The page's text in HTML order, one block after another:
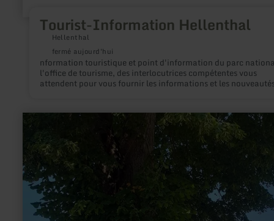
Tourist-Information Hellenthal
Hellenthal
fermé aujourd'hui
nformation touristique et point d'information du parc national
l'office de tourisme, des interlocutrices compétentes vous
attendent pour vous fournir les informations et les
savoir
Rastplatz
St.
Pitte
Bläke
Fritz